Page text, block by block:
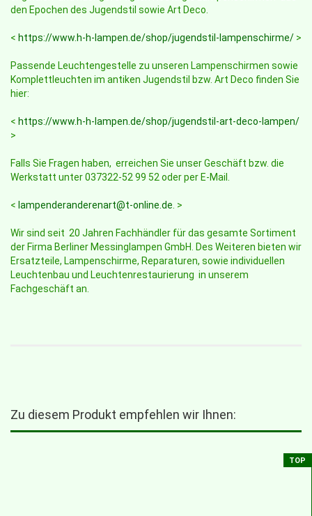
den Epochen des Jugendstil sowie Art Deco.
< https://www.h-h-lampen.de/shop/jugendstil-lampenschirme/ >
Passende Leuchtengestelle zu unseren Lampenschirmen sowie
Komplettleuchten im antiken Jugendstil bzw. Art Deco finden Sie
hier:
< https://www.h-h-lampen.de/shop/jugendstil-art-deco-lampen/
>
Falls Sie Fragen haben, erreichen Sie unser Geschäft bzw. die
Werkstatt unter 037322-52 99 52 oder per E-Mail.
< lampenderanderenart@t-online.de. >
Wir sind seit 20 Jahren Fachhändler für das gesamte Sortiment
der Firma Berliner Messinglampen GmbH. Des Weiteren bieten wir
Ersatzteile, Lampenschirme, Reparaturen, sowie individuellen
Leuchtenbau und Leuchtenrestaurierung in unserem
Fachgeschäft an.
Zu diesem Produkt empfehlen wir Ihnen:
TOP